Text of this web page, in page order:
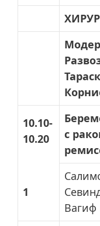
10.10-
10.20
1
с